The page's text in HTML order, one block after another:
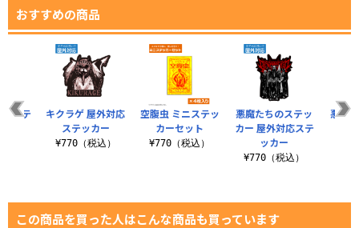
おすすめの商品
空腹虫 ミニステッ
カーセット
¥770（税込）
悪魔たちのステッ
カー 屋外対応ステ
ッカー
¥770（税込）
悪魔
ステ
キクラゲ 屋外対応
ステッカー
¥770（税込）
この商品を買った人はこんな商品も買っています